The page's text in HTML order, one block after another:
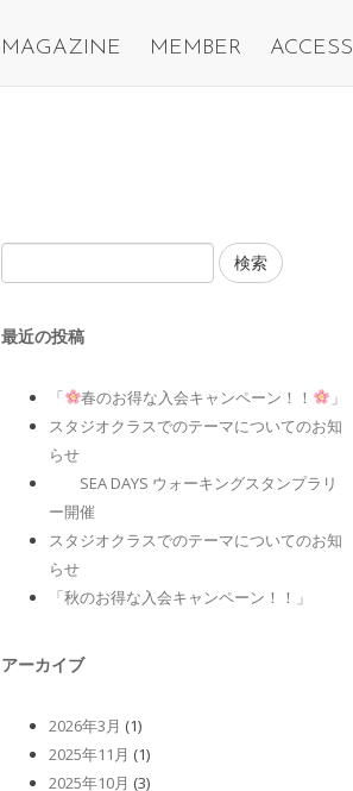
MAGAZINE MEMBER ACCESS
検索
最近の投稿
「 春のお得な入会キャンペーン！！
」
スタジオクラスでのテーマについてのお知
らせ
SEA DAYS ウォーキングスタンプラリ
ー開催
スタジオクラスでのテーマについてのお知
らせ
「秋のお得な入会キャンペーン！！」
アーカイブ
2026年3月 (1)
2025年11月 (1)
2025年10月 (3)